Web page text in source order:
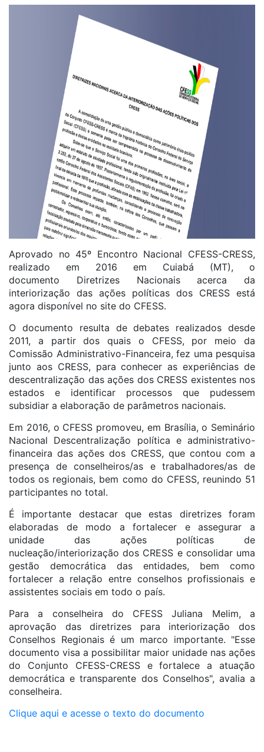
Aprovado no 45º Encontro Nacional CFESS-CRESS,
realizado em 2016 em Cuiabá (MT), o
documento Diretrizes Nacionais acerca da
interiorização das ações políticas dos CRESS está
agora disponível no site do CFESS.
O documento resulta de debates realizados desde
2011, a partir dos quais o CFESS, por meio da
Comissão Administrativo-Financeira, fez uma pesquisa
junto aos CRESS, para conhecer as experiências de
descentralização das ações dos CRESS existentes nos
estados e identificar processos que pudessem
subsidiar a elaboração de parâmetros nacionais.
Em 2016, o CFESS promoveu, em Brasília, o Seminário
Nacional Descentralização política e administrativo-
financeira das ações dos CRESS, que contou com a
presença de conselheiros/as e trabalhadores/as de
todos os regionais, bem como do CFESS, reunindo 51
participantes no total.
É importante destacar que estas diretrizes foram
elaboradas de modo a fortalecer e assegurar a
unidade das ações políticas de
nucleação/interiorização dos CRESS e consolidar uma
gestão democrática das entidades, bem como
fortalecer a relação entre conselhos profissionais e
assistentes sociais em todo o país.
Para a conselheira do CFESS Juliana Melim, a
aprovação das diretrizes para interiorização dos
Conselhos Regionais é um marco importante. "Esse
documento visa a possibilitar maior unidade nas ações
do Conjunto CFESS-CRESS e fortalece a atuação
democrática e transparente dos Conselhos", avalia a
conselheira.
Clique aqui e acesse o texto do documento